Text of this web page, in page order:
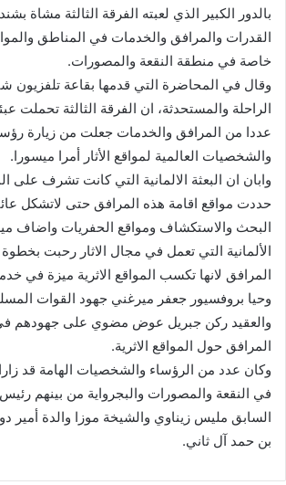
بالدور الكبير الذي لعبته الفرقة الثالثة مشاة
القدرات والمرافق والخدمات في المناطق
خاصة في منطقة النقعة والمصورات.
وقال في المحاضرة التي قدمها بقاعة تلفزيون
الراحلة والمستحدثة، ان الفرقة الثالثة تحملت
عددا من المرافق والخدمات جعلت من زيارة
والشخصيات العالمية لمواقع الأثار أمرا ميسورا.
وابان ان البعثة الالمانية التي كانت تشرف على
حددت مواقع اقامة هذه المرافق حتى لاتشكل
البحث والاستكشاف ومواقع الحفريات واضاف
الألمانية التي تعمل في مجال الاثار رحبت
المرافق لانها تكسب المواقع الاثرية ميزة في
وحيا بروفسيور جعفر ميرغني جهود القوات
والعقيد ركن جبريل عوض مضوي على جهودهم
المرافق حول المواقع الاثرية.
وكان عدد من الرؤساء والشخصيات الهامة قد
في النقعة والمصورات والبجرواية من بينهم رئيس
السابق مليس زيناوي والشيخة موزا والدة أمير
بن حمد آل ثاني.